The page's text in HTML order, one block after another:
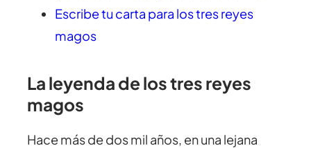
Escribe tu carta para los tres reyes
magos
La leyenda de los tres reyes
magos
Hace más de dos mil años, en una lejana